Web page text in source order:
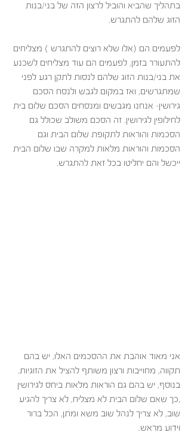
בתהליך שהביא והוביל לרצון הזה של בני/בנות
הזוג שלהם להתגרש.
לפעמים הם (אלו שלא רוצים להתגרש ) מצליחים
להתעורר בזמן, לפעמים הם עוד מצליחים לשכנע
את בני/בנות הזוג שלהם לנסות לתקן רגע לפני
שמתגרשים, ואז במקום לגבש ולנסח הסכם
גירושין- אנחנו מגבשים ומנסחים הסכם שלום בית
לחילופין לגירושין. זה הסכם משולב שכולל גם
הסכמות והוראות לתקופת שלום הבית וגם
הסכמות והוראות מלאות למקרה שבו שלום הבית
ייכשל והם יחליטו בכל זאת להתגרש.
אני מאוד אוהבת את ההסכמים האלו, יש בהם
תקווה, מחוייבות ורצון משותף להציל את הזוגיות.
בנוסף, יש בהם גם הוראות מלאות ביחס לגירושין
,כך שאם שלום הבית לא מצליח, לא צריך להגיע
שוב, לא צריך לנהל שוב משא ומתן, הכל ברור
וידוע מראש.